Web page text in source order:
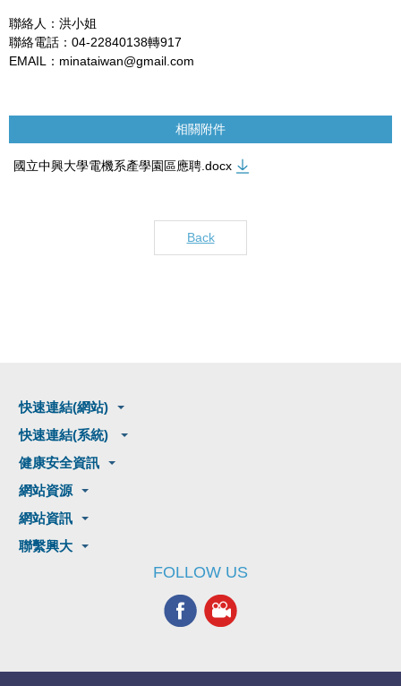
聯絡人：洪小姐
聯絡電話：04-22840138轉917
EMAIL：minataiwan@gmail.com
相關附件
國立中興大學電機系產學園區應聘.docx
Back
快速連結(網站)
快速連結(系統)
健康安全資訊
網站資源
網站資訊
聯繫興大
FOLLOW US